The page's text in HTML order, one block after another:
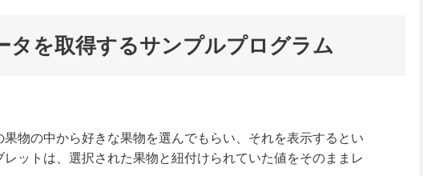
タを取得するサンプルプログラム
物の中から好きな果物を選んでもらい、それを表示するとい
ットは、選択された果物と紐付けられていた値をそのままレ